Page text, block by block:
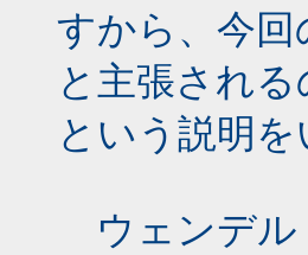
すから、今
と主張され
という説明
ウェンデル